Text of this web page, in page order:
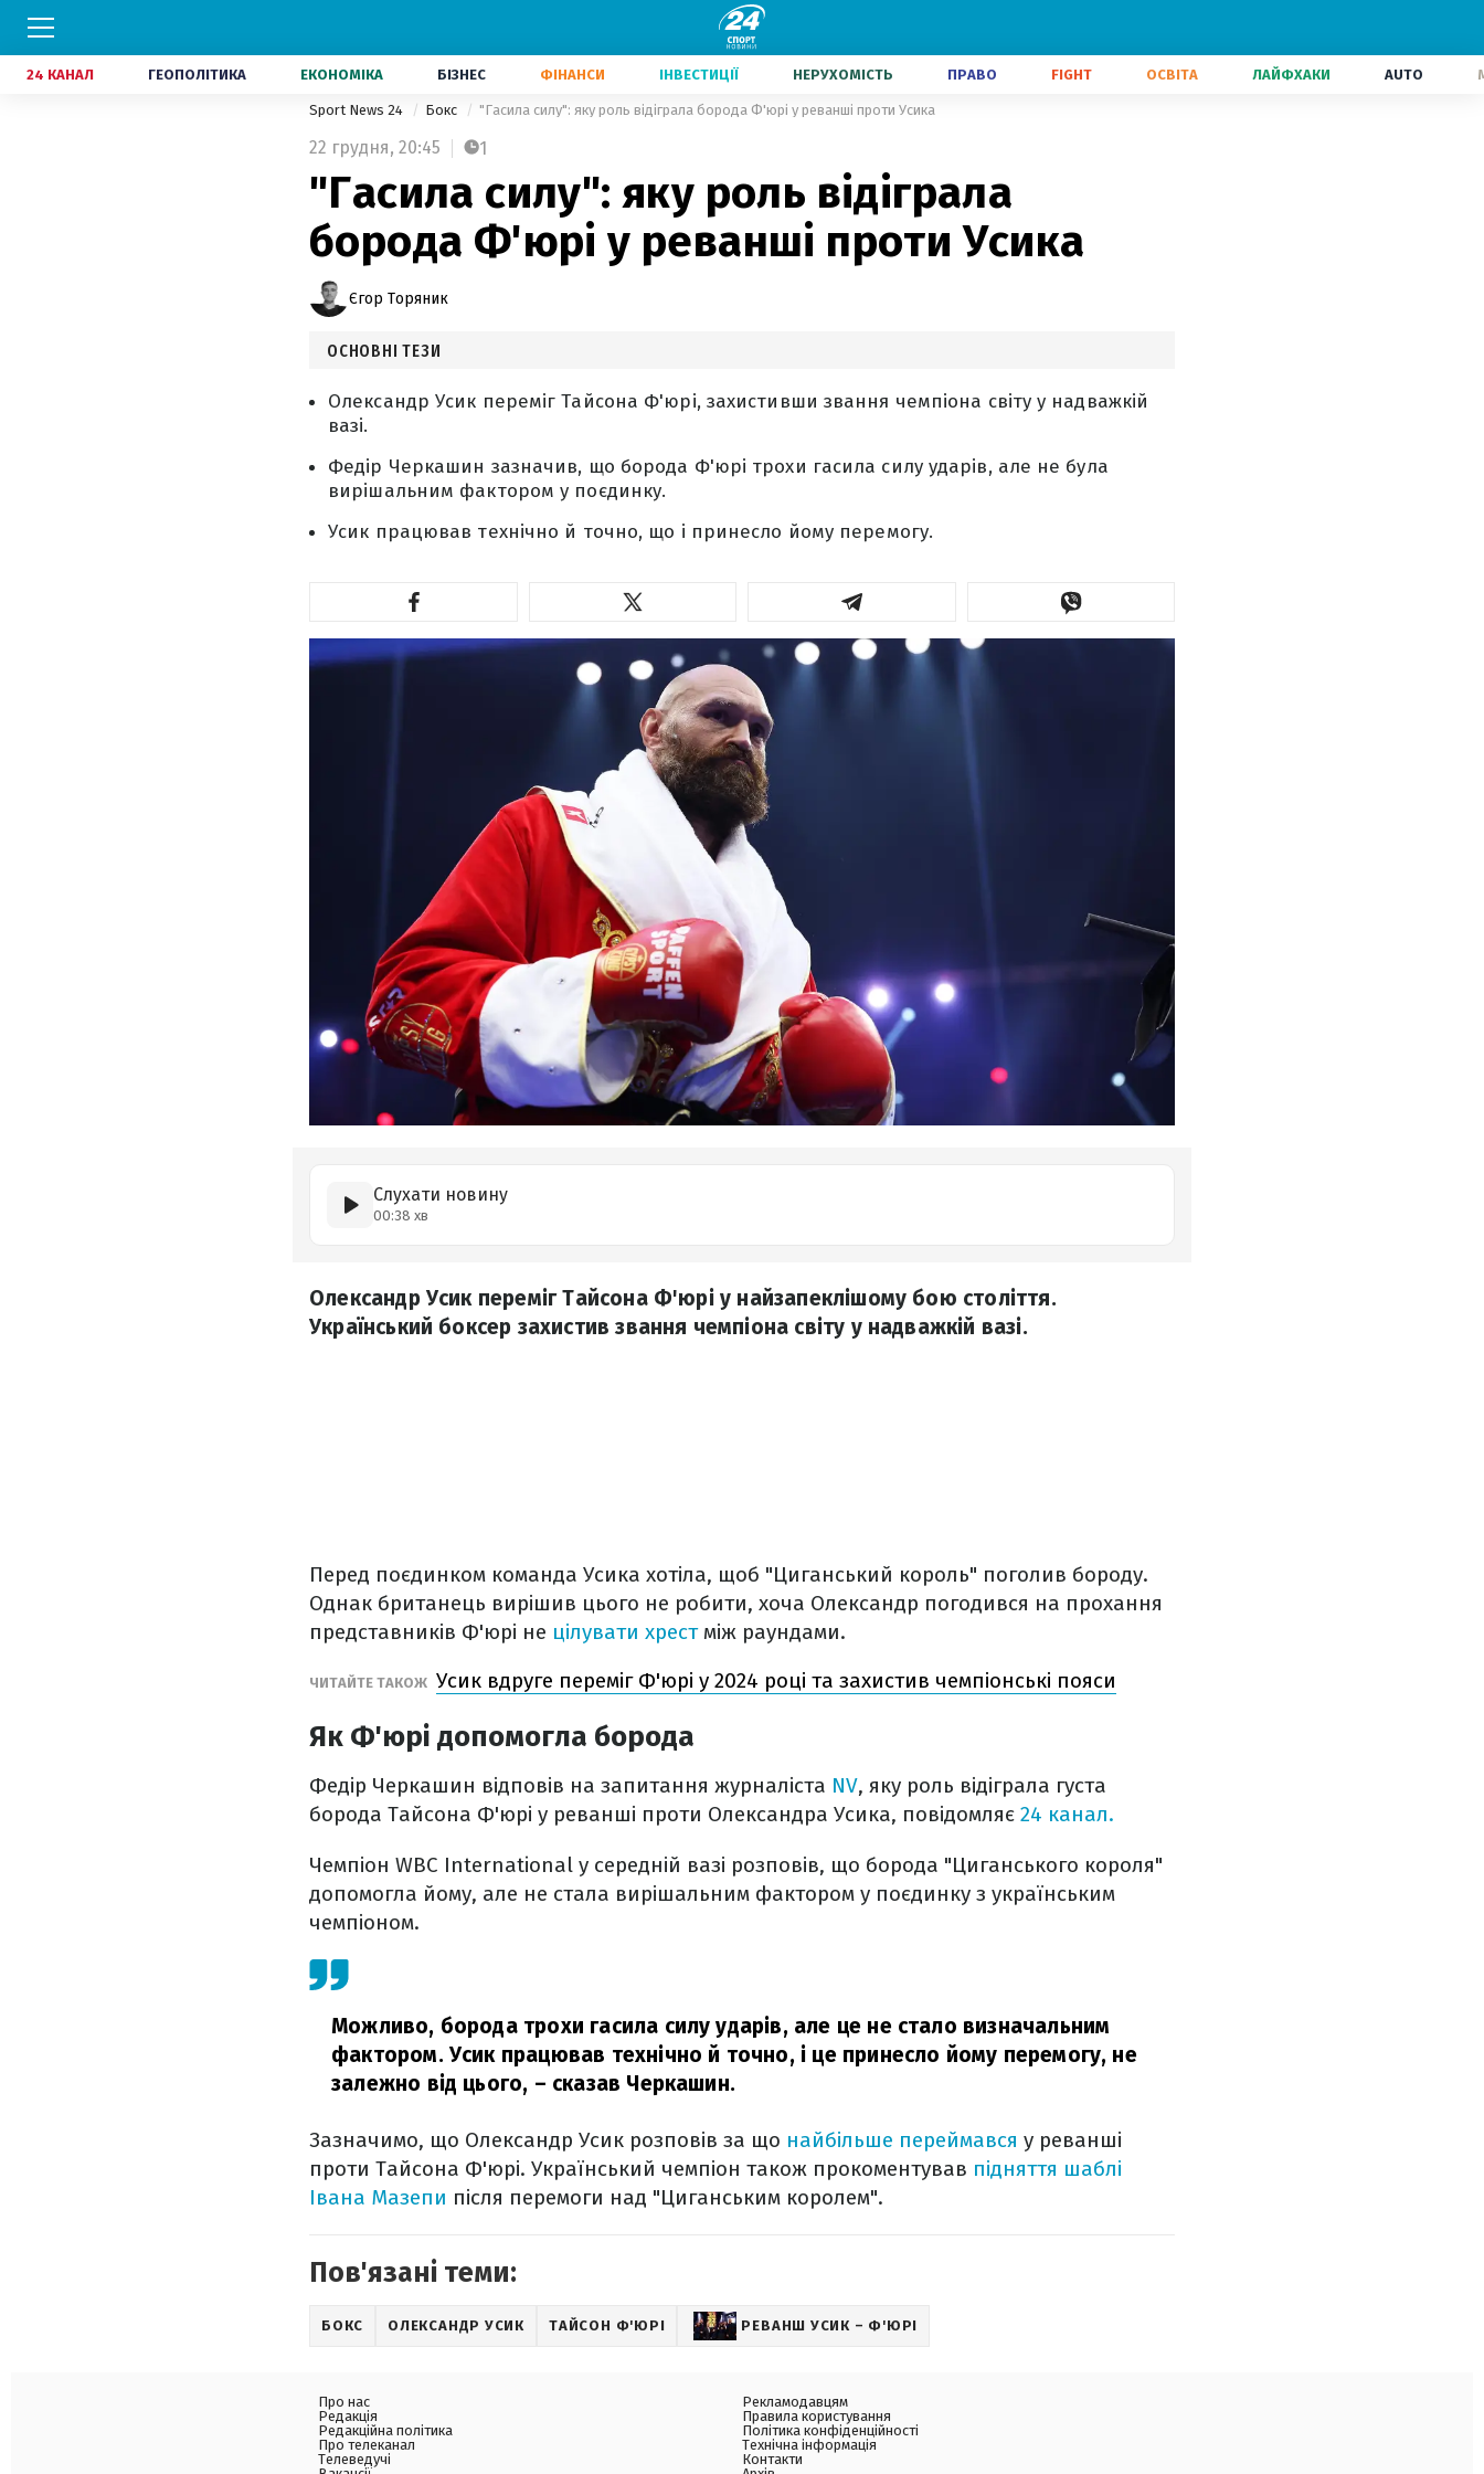
24 КАНАЛ ГЕОПОЛІТИКА ЕКОНОМІКА БІЗНЕС ФІНАНСИ ІНВЕСТИЦІЇ НЕРУХОМІСТЬ ПРАВО FIGHT ОСВІТА ЛАЙФХАКИ AUTO
Sport News 24 Бокс "Гасила силу": яку роль відіграла борода Ф'юрі у реванші проти Усика
22 грудня, 20:45 1
"Гасила силу": яку роль відіграла
борода Ф'юрі у реванші проти Усика
Єгор Торяник
ОСНОВНІ ТЕЗИ
Олександр Усик переміг Тайсона Ф'юрі, захистивши звання чемпіона світу у надважкій
вазі.
Федір Черкашин зазначив, що борода Ф'юрі трохи гасила силу ударів, але не була
вирішальним фактором у поєдинку.
Усик працював технічно й точно, що і принесло йому перемогу.
Слухати новину
00:38 хв
Олександр Усик переміг Тайсона Ф'юрі у найзапеклішому бою століття.
Український боксер захистив звання чемпіона світу у надважкій вазі.
Перед поєдинком команда Усика хотіла, щоб "Циганський король" поголив бороду.
Однак британець вирішив цього не робити, хоча Олександр погодився на прохання
представників Ф'юрі не цілувати хрестміж раундами.
ЧИТАЙТЕ ТАКОЖ Усик вдруге переміг Ф'юрі у 2024 році та захистив чемпіонські пояси
Як Ф'юрі допомогла борода
Федір Черкашин відповів на запитання журналіста NV, яку роль відіграла густа
борода Тайсона Ф'юрі у реванші проти Олександра Усика, повідомляє 24 канал.
Чемпіон WBC International у середній вазі розповів, що борода "Циганського короля"
допомогла йому, але не стала вирішальним фактором у поєдинку з українським
чемпіоном.
Можливо, борода трохи гасила силу ударів, але це не стало визначальним
фактором. Усик працював технічно й точно, і це принесло йому перемогу, не
залежно від цього, – сказав Черкашин.
Зазначимо, що Олександр Усик розповів за що найбільше переймався у реванші
проти Тайсона Ф'юрі. Український чемпіон також прокоментував підняття шаблі
Івана Мазепи після перемоги над "Циганським королем".
Пов'язані теми:
БОКС ОЛЕКСАНДР УСИК ТАЙСОН Ф'ЮРІ РЕВАНШ УСИК – Ф'ЮРІ
Про нас
Редакція
Редакційна політика
Про телеканал
Телеведучі
Рекламодавцям
Правила користування
Політика конфіденційності
Технічна інформація
Контакти